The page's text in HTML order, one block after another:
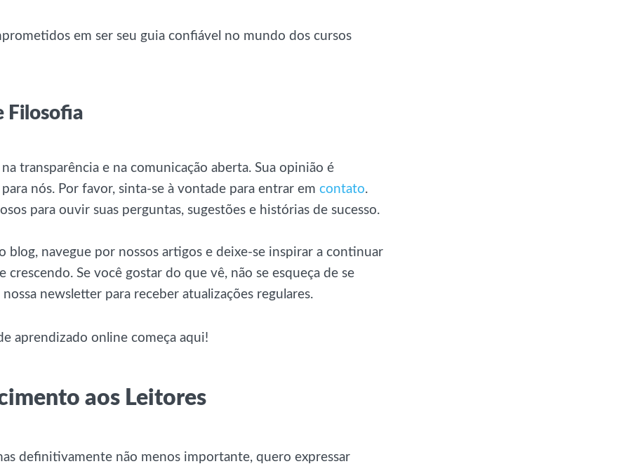
em ser seu guia confiável no mundo dos cursos
Filosofia
transparência e na comunicação aberta. Sua opinião é
nós. Por favor, sinta-se à vontade para entrar em contato.
para ouvir suas perguntas, sugestões e histórias de sucesso.
blog, navegue por nossos artigos e deixe-se inspirar a continuar
crescendo. Se você gostar do que vê, não se esqueça de se
newsletter para receber atualizações regulares.
aprendizado online começa aqui!
aos Leitores
definitivamente não menos importante, quero expressar